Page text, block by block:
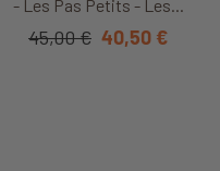
- Les Pas Petits - Les...
45,00 € 40,50 €